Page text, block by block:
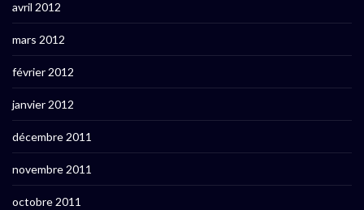
avril 2012
mars 2012
février 2012
janvier 2012
décembre 2011
novembre 2011
octobre 2011